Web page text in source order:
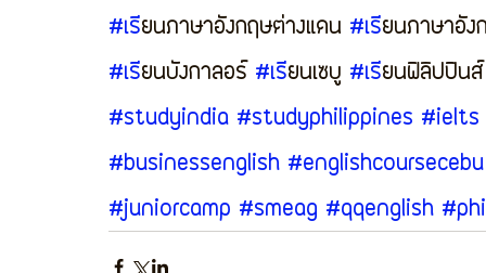
#เรียนภาษาอังกฤษต่างแดน #เรยนภาษาอั
#เรียนบังกาลอร์ #เรียนเซบู #เรยนฟิลิปปิน
#studyindia #studyphilippines #ielts
#businessenglish #englishcoursecebu
#juniorcamp #smeag #qqenglish